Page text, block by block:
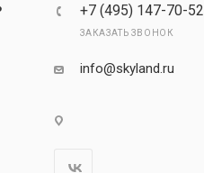
+7 (495) 147-70-52
ЗАКАЗАТЬ ЗВОНОК
info@skyland.ru